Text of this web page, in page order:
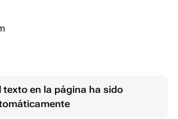
15 гр - 2 ud.
texto en la página ha sido